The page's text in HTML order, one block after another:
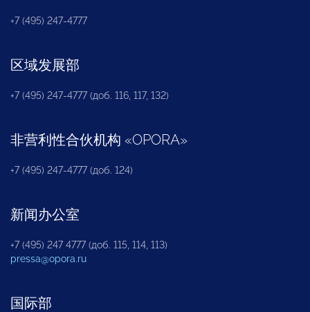
+7 (495) 247-4777
区域发展部
+7 (495) 247-4777 (доб. 116, 117, 132)
非营利性合伙机构 «OPORA»
+7 (495) 247-4777 (доб. 124)
新闻办公室
+7 (495) 247 4777 (доб. 115, 114, 113)
pressa@opora.ru
国际部